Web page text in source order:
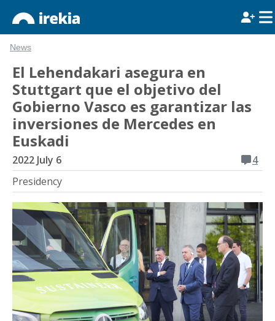
News
El Lehendakari asegura en
Stuttgart que el objetivo del
Gobierno Vasco es garantizar las
inversiones de Mercedes en
Euskadi
2022 July 6
4
Presidency